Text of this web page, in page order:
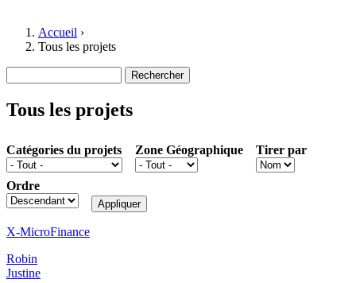
Vous êtes ici
Accueil ›
Tous les projets
Tous les projets
Catégories du projets Zone Géographique Tirer par
Ordre
X-MicroFinance
Robin
Justine